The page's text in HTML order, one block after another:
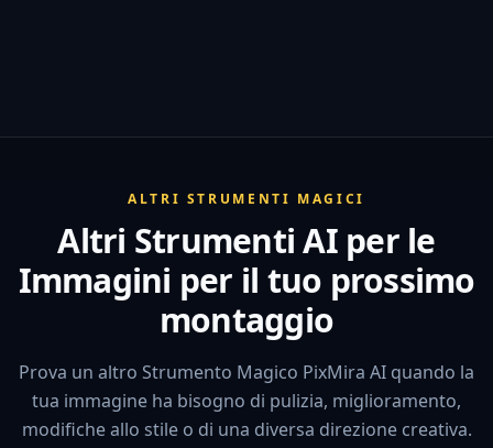
ALTRI STRUMENTI MAGICI
Altri Strumenti AI per le
Immagini per il tuo prossimo
montaggio
Prova un altro Strumento Magico PixMira AI quando la
tua immagine ha bisogno di pulizia, miglioramento,
modifiche allo stile o di una diversa direzione creativa.